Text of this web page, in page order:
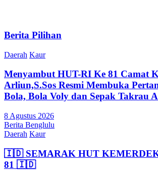
Berita Pilihan
Daerah Kaur
Menyambut HUT-RI Ke 81 Camat
Arliun,S.Sos Resmi Membuka
Bola, Bola Voly dan Sepak Takrau
8 Agustus 2026
Berita Benglulu
Daerah Kaur
🇮🇩 SEMARAK HUT
81 🇮🇩